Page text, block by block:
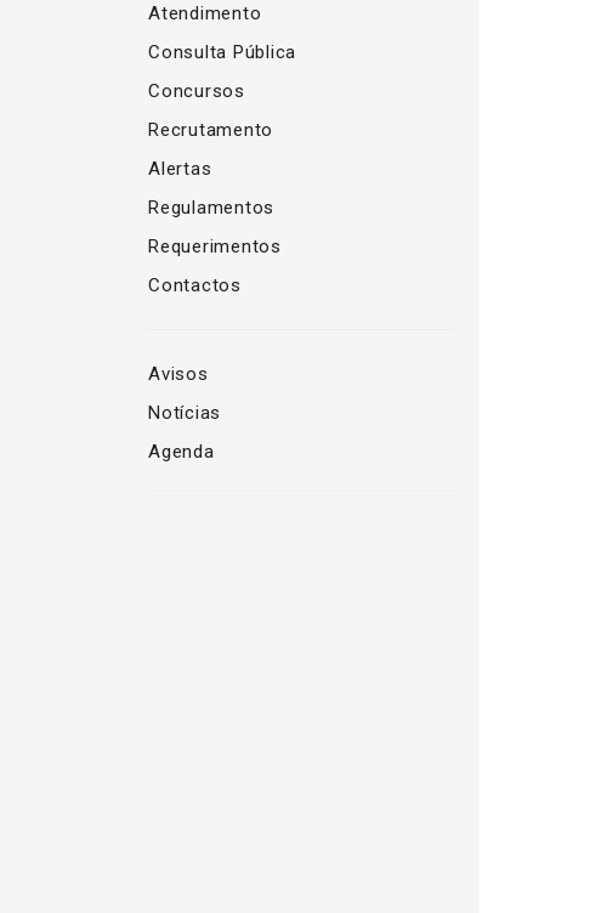
Atendimento
Consulta Pública
Concursos
Recrutamento
Alertas
Regulamentos
Requerimentos
Contactos
Avisos
Notícias
Agenda